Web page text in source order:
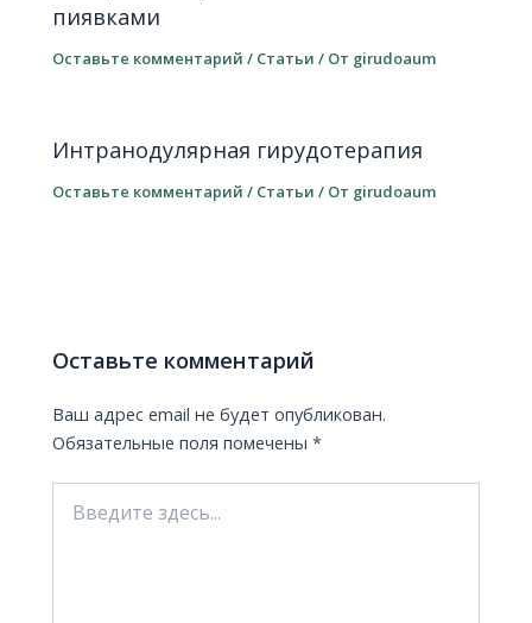
пиявками
Оставьте комментарий / Статьи / От girudoaum
Интранодулярная гирудотерапия
Оставьте комментарий / Статьи / От girudoaum
Оставьте комментарий
Ваш адрес email не будет опубликован.
Обязательные поля помечены*
здесь...